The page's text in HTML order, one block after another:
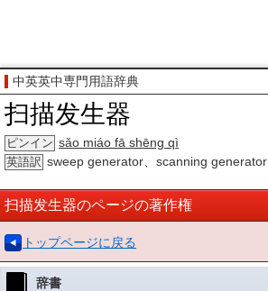
中英英中専門用語辞典
扫描发生器
ピンイン sǎo miáo fā shēng qì
英語訳 sweep generator、scanning generator
扫描发生器のページの著作権
トップページに戻る
辞書